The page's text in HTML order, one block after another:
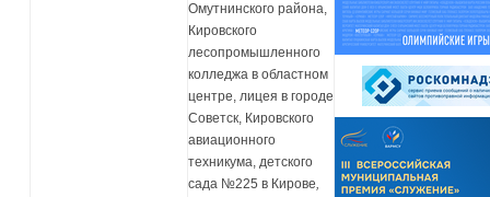
Омутнинского района,
Кировского
лесопромышленного
колледжа в областном
центре, лицея в городе
Советск, Кировского
авиационного
техникума, детского
сада №225 в Кирове,